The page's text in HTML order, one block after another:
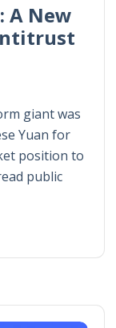
A New
giant was
Yuan for
position to
public